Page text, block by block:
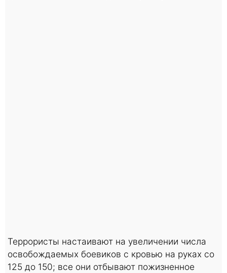
Террористы настаивают на увеличении числа
освобождаемых боевиков с кровью на руках со
125 до 150; все они отбывают пожизненное